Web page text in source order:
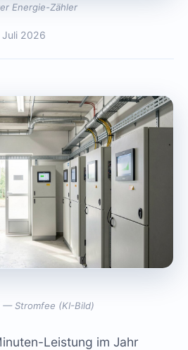
Energie-Zähler
Juli 2026
— Stromfee (KI-Bild)
Leistung im Jahr